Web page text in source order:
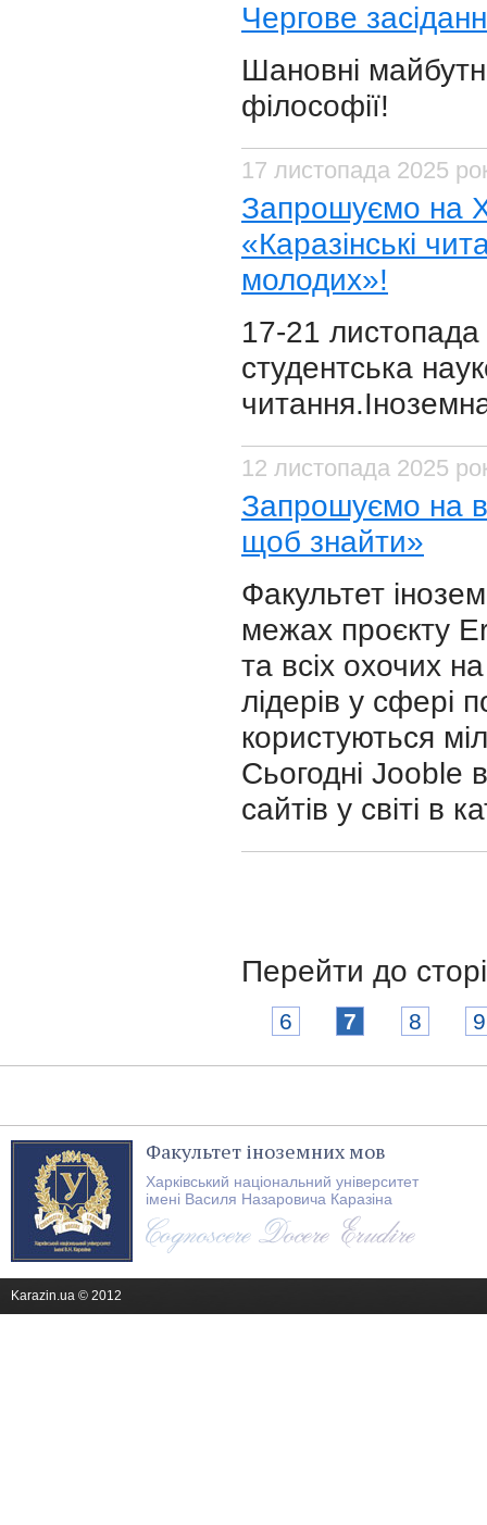
Чергове
Шановні
філософії!
17 листопада 2025
Запрошуємо на
«Каразінські
молодих»!
​17-21 листопада
студентська
12 листопада 2025
Запрошуємо на
щоб знайти»
Факультет
межах проєкту
та всіх охочих
лідерів у сфері
користуються
Сьогодні Jooble
сайтів у світі в
Перейти до
6 7 8 9
Факультет іноземних мов
Харківський національний університет
імені Василя Назаровича Каразіна
Karazin.ua © 2012